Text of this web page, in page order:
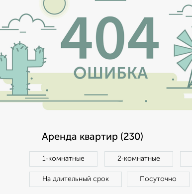
Аренда квартир (230)
1‑комнатные 2‑комнатные
На длительный срок Посуточно